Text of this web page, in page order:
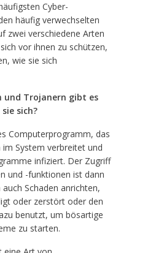
Cyber-
häufig verwechselten
zwei verschiedene Arten
vor ihnen zu schützen,
wie sie sich
und Trojanern gibt es
sich?
Computerprogramm, das
System verbreitet und
infiziert. Der Zugriff
und -funktionen ist dann
Schaden anrichten,
oder zerstört oder den
benutzt, um bösartige
zu starten.